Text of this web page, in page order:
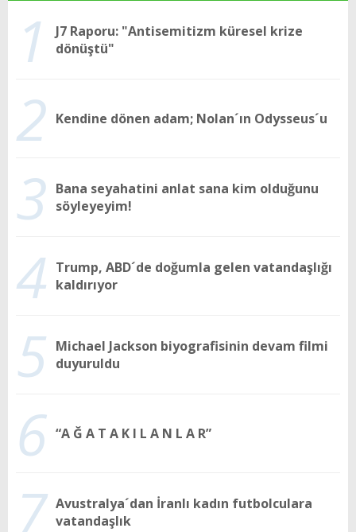
1
J7 Raporu: "Antisemitizm küresel krize
dönüştü"
2 Kendine dönen adam; Nolan´ın Odysseus´u
3 Bana seyahatini anlat sana kim olduğunu
söyleyeyim!
4 Trump, ABD´de doğumla gelen vatandaşlığı
kaldırıyor
5 Michael Jackson biyografisinin devam filmi
duyuruldu
6 “A Ğ A T A K I L A N L A R”
7 Avustralya´dan İranlı kadın futbolculara
vatandaşlık